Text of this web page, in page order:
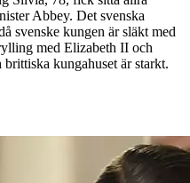
Abbey. Det svenska
svenske kungen är släkt med
med Elizabeth II och
kungahuset är starkt.